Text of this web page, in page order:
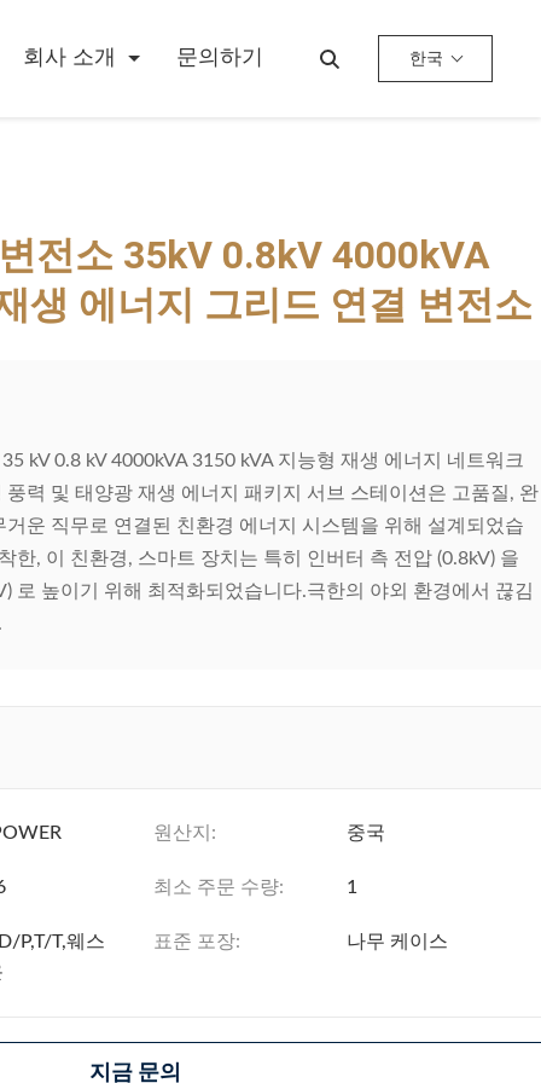
회사 소개 문의하기 한국
전소 35kV 0.8kV 4000kVA
생 에너지 그리드 연결 변전소
kV 0.8 kV 4000kVA 3150 kVA 지능형 재생 에너지 네트워크
력 및 태양광 재생 에너지 패키지 서브 스테이션은 고품질, 완
운 직무로 연결된 친환경 에너지 시스템을 위해 설계되었습
한, 이 친환경, 스마트 장치는 특히 인버터 측 전압 (0.8kV) 을
로 높이기 위해 최적화되었습니다.극한의 야외 환경에서 끊김
원산지: 중국
최소 주문 수량: 1
P,T/T,웨스
표준 포장: 나무 케이스
지금 문의